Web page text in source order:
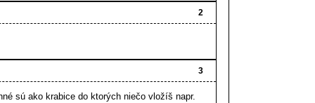
2
3
sú ako krabice do ktorých niečo vložíš napr.